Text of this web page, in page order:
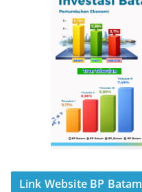
Link Website BP Batam